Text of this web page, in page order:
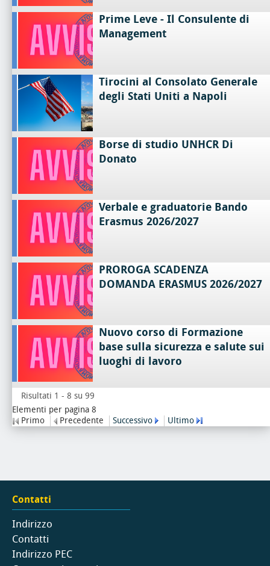
Prime Leve - Il Consulente di
Management
Tirocini al Consolato Generale
degli Stati Uniti a Napoli
Borse di studio UNHCR Di
Donato
Verbale e graduatorie Bando
Erasmus 2026/2027
PROROGA SCADENZA
DOMANDA ERASMUS 2026/2027
Nuovo corso di Formazione
base sulla sicurezza e salute sui
luoghi di lavoro
Risultati 1 - 8 su 99
Elementi per pagina 8
Primo
Precedente Successivo Ultimo
Contatti
Indirizzo
Contatti
Indirizzo PEC